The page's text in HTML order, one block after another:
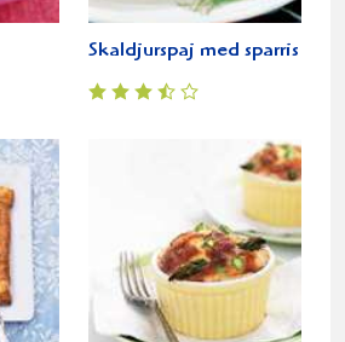
Skaldjurspaj med sparris